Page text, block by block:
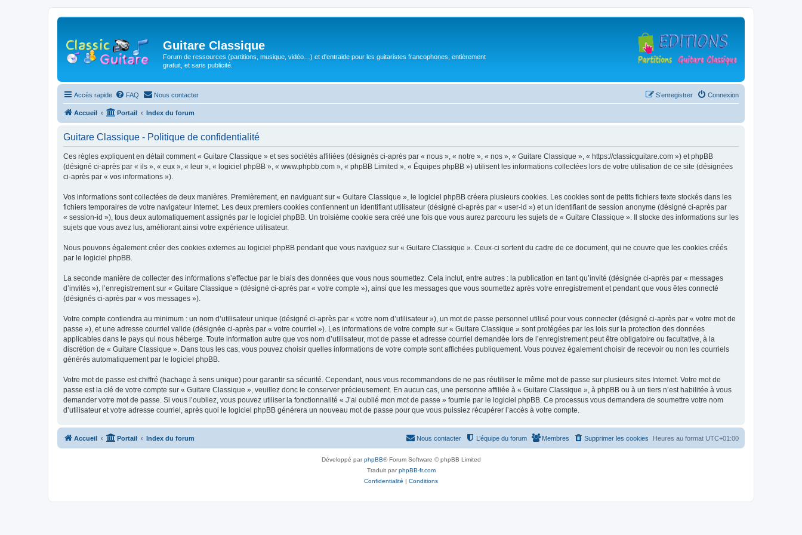
Guitare Classique
Forum de ressources (partitions, musique, vidéo…) et d'entraide pour les guitaristes francophones, entièrement
gratuit, et sans publicité.
Accès rapide FAQ Nous contacter Connexion
S’enregistrer
Accueil Portail Index du forum
Guitare Classique - Politique de confidentialité
Ces règles expliquent en détail comment « Guitare Classique » et ses sociétés affiliées (désignés ci-après par « nous », « notre », « nos », « Guitare Classique », « https://classicguitare.com ») et phpBB
(désigné ci-après par « ils », « eux », « leur », « logiciel phpBB », « www.phpbb.com », « phpBB Limited », « Équipes phpBB ») utilisent les informations collectées lors de votre utilisation de ce site (désignées
ci-après par « vos informations »).
Vos informations sont collectées de deux manières. Premièrement, en naviguant sur « Guitare Classique », le logiciel phpBB créera plusieurs cookies. Les cookies sont de petits fichiers texte stockés dans les
fichiers temporaires de votre navigateur Internet. Les deux premiers cookies contiennent un identifiant utilisateur (désigné ci-après par « user-id ») et un identifiant de session anonyme (désigné ci-après par
« session-id »), tous deux automatiquement assignés par le logiciel phpBB. Un troisième cookie sera créé une fois que vous aurez parcouru les sujets de « Guitare Classique ». Il stocke des informations sur les
sujets que vous avez lus, améliorant ainsi votre expérience utilisateur.
Nous pouvons également créer des cookies externes au logiciel phpBB pendant que vous naviguez sur « Guitare Classique ». Ceux-ci sortent du cadre de ce document, qui ne couvre que les cookies créés
par le logiciel phpBB.
La seconde manière de collecter des informations s’effectue par le biais des données que vous nous soumettez. Cela inclut, entre autres : la publication en tant qu’invité (désignée ci-après par « messages
d’invités »), l’enregistrement sur « Guitare Classique » (désigné ci-après par « votre compte »), ainsi que les messages que vous soumettez après votre enregistrement et pendant que vous êtes connecté
(désignés ci-après par « vos messages »).
Votre compte contiendra au minimum : un nom d’utilisateur unique (désigné ci-après par « votre nom d’utilisateur »), un mot de passe personnel utilisé pour vous connecter (désigné ci-après par « votre mot de
passe »), et une adresse courriel valide (désignée ci-après par « votre courriel »). Les informations de votre compte sur « Guitare Classique » sont protégées par les lois sur la protection des données
applicables dans le pays qui nous héberge. Toute information autre que vos nom d’utilisateur, mot de passe et adresse courriel demandée lors de l’enregistrement peut être obligatoire ou facultative, à la
discrétion de « Guitare Classique ». Dans tous les cas, vous pouvez choisir quelles informations de votre compte sont affichées publiquement. Vous pouvez également choisir de recevoir ou non les courriels
générés automatiquement par le logiciel phpBB.
Votre mot de passe est chiffré (hachage à sens unique) pour garantir sa sécurité. Cependant, nous vous recommandons de ne pas réutiliser le même mot de passe sur plusieurs sites Internet. Votre mot de
passe est la clé de votre compte sur « Guitare Classique », veuillez donc le conserver précieusement. En aucun cas, une personne affiliée à « Guitare Classique », à phpBB ou à un tiers n’est habilitée à vous
demander votre mot de passe. Si vous l’oubliez, vous pouvez utiliser la fonctionnalité « J’ai oublié mon mot de passe » fournie par le logiciel phpBB. Ce processus vous demandera de soumettre votre nom
d’utilisateur et votre adresse courriel, après quoi le logiciel phpBB générera un nouveau mot de passe pour que vous puissiez récupérer l’accès à votre compte.
Accueil Portail Index du forum Heures au format UTC+01:00
Supprimer les cookies
Membres
L’équipe du forum
Nous contacter
Développé parphpBB® Forum Software © phpBB Limited
Traduit parphpBB-fr.com
Confidentialité | Conditions